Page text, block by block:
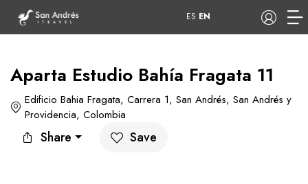
Tours
COP
ES EN
Aparta Estudio Bahía Fragata 11
Edificio Bahia Fragata, Carrera 1, San Andrés, San Andrés y
Providencia, Colombia
Share Save